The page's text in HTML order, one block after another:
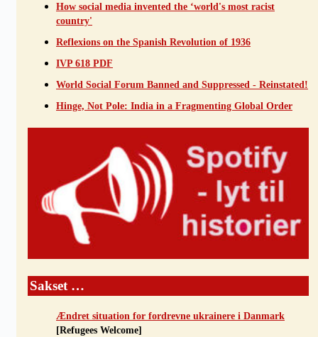
How social media invented the ‘world's most racist
country'
Reflexions on the Spanish Revolution of 1936
IVP 618 PDF
World Social Forum Banned and Suppressed - Reinstated!
Hinge, Not Pole: India in a Fragmenting Global Order
Sakset …
Ændret situation for fordrevne ukrainere i Danmark
[Refugees Welcome]